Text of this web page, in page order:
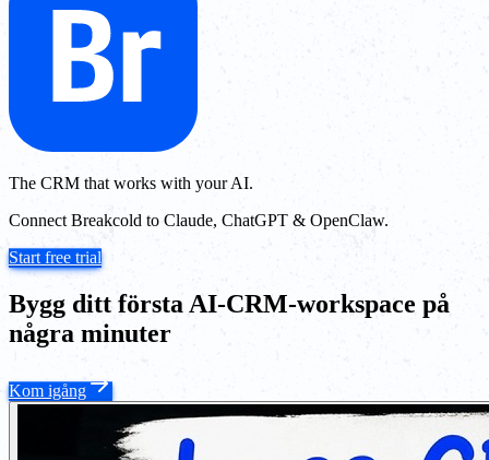
The CRM that works with your AI.
Connect Breakcold to Claude, ChatGPT & OpenClaw.
Start free trial
Bygg ditt första AI-CRM-workspace på
några minuter
Kom igång